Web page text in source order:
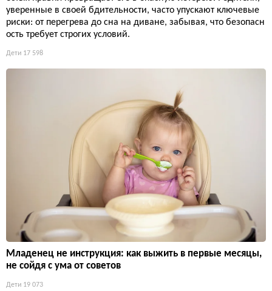
уверенные в своей бдительности, часто упускают ключевые
риски: от перегрева до сна на диване, забывая, что безопасн
ость требует строгих условий.
Дети 17 598
Младенец не инструкция: как выжить в первые месяцы,
не сойдя с ума от советов
Дети 19 073